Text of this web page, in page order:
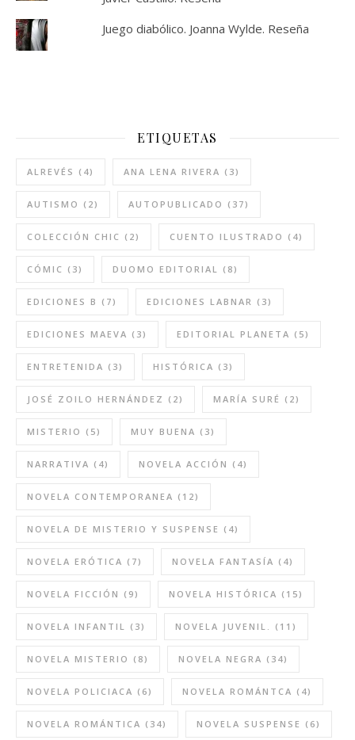
Juego diabólico. Joanna Wylde. Reseña
ETIQUETAS
ALREVÉS (4) ANA LENA RIVERA (3)
AUTISMO (2) AUTOPUBLICADO (37)
COLECCIÓN CHIC (2) CUENTO ILUSTRADO (4)
CÓMIC (3) DUOMO EDITORIAL (8)
EDICIONES B (7) EDICIONES LABNAR (3)
EDICIONES MAEVA (3) EDITORIAL PLANETA (5)
ENTRETENIDA (3) HISTÓRICA (3)
JOSÉ ZOILO HERNÁNDEZ (2) MARÍA SURÉ (2)
MISTERIO (5) MUY BUENA (3)
NARRATIVA (4) NOVELA ACCIÓN (4)
NOVELA CONTEMPORANEA (12)
NOVELA DE MISTERIO Y SUSPENSE (4)
NOVELA ERÓTICA (7) NOVELA FANTASÍA (4)
NOVELA FICCIÓN (9) NOVELA HISTÓRICA (15)
NOVELA INFANTIL (3) NOVELA JUVENIL. (11)
NOVELA MISTERIO (8) NOVELA NEGRA (34)
NOVELA POLICIACA (6) NOVELA ROMÁNTCA (4)
NOVELA ROMÁNTICA (34) NOVELA SUSPENSE (6)